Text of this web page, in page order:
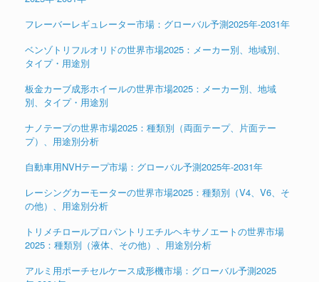
フレーバーレギュレーター市場：グローバル予測2025年-2031年
ベンゾトリフルオリドの世界市場2025：メーカー別、地域別、
タイプ・用途別
板金カーブ成形ホイールの世界市場2025：メーカー別、地域
別、タイプ・用途別
ナノテープの世界市場2025：種類別（両面テープ、片面テー
プ）、用途別分析
自動車用NVHテープ市場：グローバル予測2025年-2031年
レーシングカーモーターの世界市場2025：種類別（V4、V6、そ
の他）、用途別分析
トリメチロールプロパントリエチルヘキサノエートの世界市場
2025：種類別（液体、その他）、用途別分析
アルミ用ポーチセルケース成形機市場：グローバル予測2025